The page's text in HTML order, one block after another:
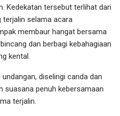
Kedekatan tersebut terlihat dari
terjalin selama acara
membaur hangat bersama
dan berbagi kebahagiaan
kental.
diselingi canda dan
suasana penuh kebersamaan
terjalin.